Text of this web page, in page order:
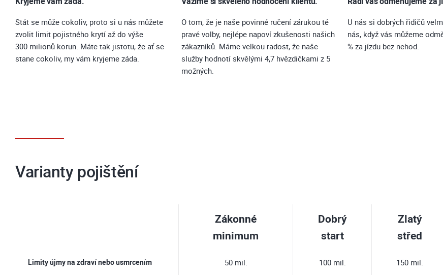
Stát se může cokoliv, proto si u nás můžete
zvolit limit pojistného krytí až do výše
300 milionů korun. Máte tak jistotu, že ať se
stane cokoliv, my vám kryjeme záda.
O tom, že je naše povinné ručení zárukou té
pravé volby, nejlépe napoví zkušenosti našich
zákazníků. Máme velkou radost, že naše
služby hodnotí skvělými 4,7 hvězdičkami z 5
možných.
U nás si dobrých řidičů
nás, když vás můžeme
% za jízdu bez nehod.
Varianty pojištění
Zákonné
minimum
Dobrý
start
Zlatý
střed
Limity újmy na zdraví nebo usmrcením 50 mil. 100 mil. 150 mil.